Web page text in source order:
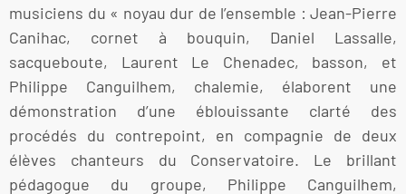
musiciens du « noyau dur de l’ensemble : Jean-Pierre
Canihac, cornet à bouquin, Daniel Lassalle,
sacqueboute, Laurent Le Chenadec, basson, et
Philippe Canguilhem, chalemie, élaborent une
démonstration d’une éblouissante clarté des
procédés du contrepoint, en compagnie de deux
élèves chanteurs du Conservatoire. Le brillant
pédagogue du groupe, Philippe Canguilhem,